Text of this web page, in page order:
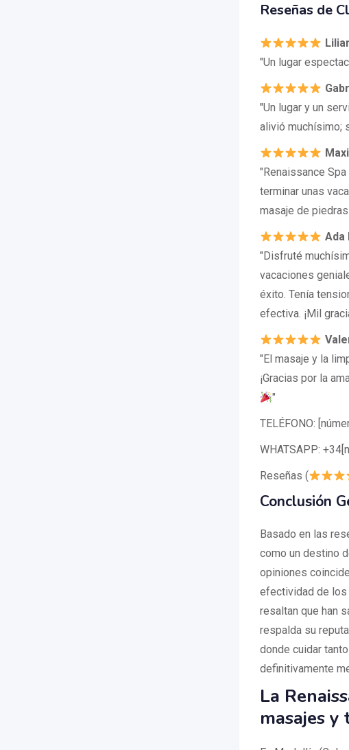
Reseñas de
"Un lugar
"Un lugar y un
alivió muchísimo;
"Renaissance
terminar unas
masaje de
Ada
"Disfruté
vacaciones
éxito. Tenía
efectiva. ¡Mil
"El masaje y la
¡Gracias por la
"
TELÉFONO:
WHATSAPP:
Reseñas (
Conclusión
Basado en las
como un destino
opiniones
efectividad de los
resaltan que han
respalda su
donde cuidar
definitivamente
La
masajes